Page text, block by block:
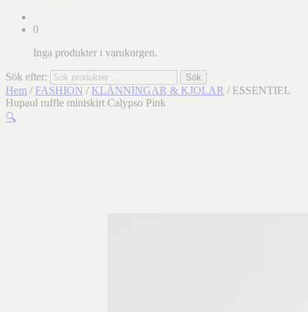
0
Inga produkter i varukorgen.
Sök efter: Sök
Hem / FASHION / KLÄNNINGAR & KJOLAR / ESSENTIEL
Hupaul ruffle miniskirt Calypso Pink
🔍